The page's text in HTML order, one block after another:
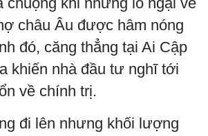
châu Âu được hâm nóng
đó, căng thẳng tại Ai Cập
khiến nhà đầu tư nghĩ tới
về chính trị.
đi lên nhưng khối lượng